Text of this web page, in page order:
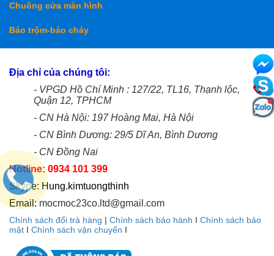
Chuông cửa màn hình
Báo trộm-báo cháy
Địa chỉ của chúng tôi:
- VPGD Hồ Chí Minh : 127/22, TL16, Thạnh lộc,
Quận 12, TPHCM
- CN Hà Nội: 197 Hoàng Mai, Hà Nội
- CN Bình Dương: 29/5 Dĩ An, Bình Dương
- CN Đồng Nai
Hotline: 0934 101 399
Skype: Hung.kimtuongthinh
Email:mocmoc23co.ltd@gmail.com
Chính sách đổi trả hàng | Chính sách bảo hành I Chính sách bảo
mật I Chính sách vận chuyển I